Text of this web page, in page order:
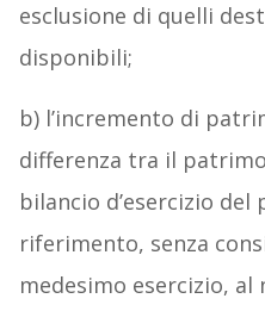
esclusione di quelli
disponibili;
b) l’incremento di
differenza tra il
bilancio d’esercizio del
riferimento, senza
medesimo esercizio,